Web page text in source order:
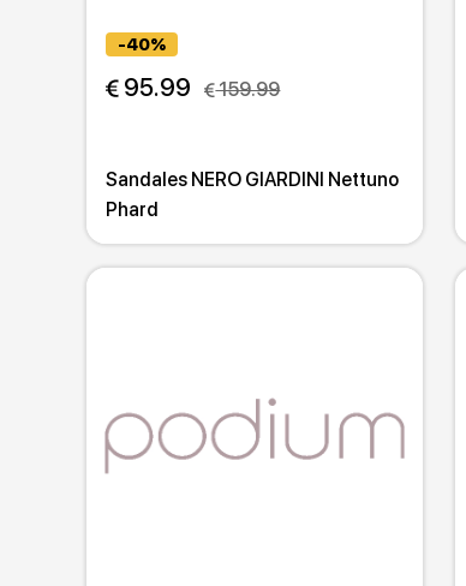
-40%
95.99 159.99
Sandales NERO GIARDINI Nettuno
Phard